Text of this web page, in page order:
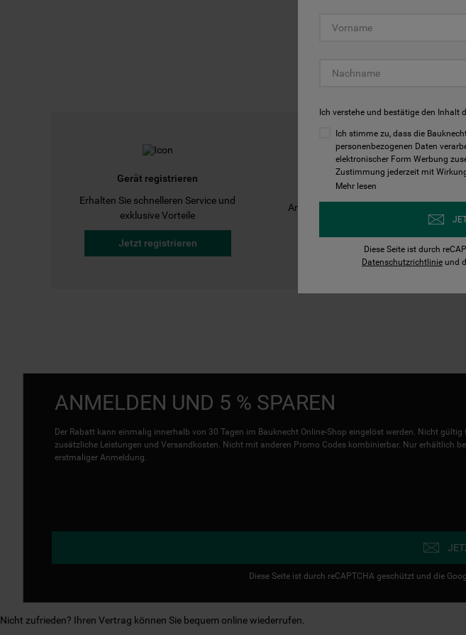
Gerät registrieren
Erhalten Sie schnelleren Service und
exklusive Vorteile
Jetzt registrieren
Bedienungsanleitungen
Anleitungen finden und herunterladen
Herunterladen
ANMELDEN UND 5 % SPAREN
Der Rabatt kann einmalig innerhalb von 30 Tagen im Bauknecht Online-Shop eingelöst werden. Nicht gültig
zusätzliche Leistungen und Versandkosten. Nicht mit anderen Promo Codes kombinierbar. Nur erhältlich
erstmaliger Anmeldung.
Diese Seite ist durch reCAPTCHA geschützt und die
Nicht zufrieden? Ihren Vertrag können Sie bequem online wiederrufen.
Ich verstehe und bestätige den Inhalt
Ich stimme zu, dass die
personenbezogenen Daten
elektronischer Form Werbung
Zustimmung jederzeit mit
Mehr lesen
Diese Seite ist durch
Datenschutzrichtlinie und